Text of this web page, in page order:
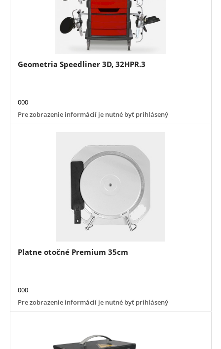
Geometria Speedliner 3D, 32HPR.3
000
Pre zobrazenie informácií je nutné byť prihlásený
Platne otočné Premium 35cm
000
Pre zobrazenie informácií je nutné byť prihlásený